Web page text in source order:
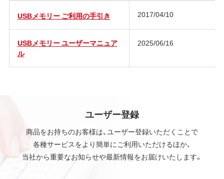
USBメモリー ご利用の手引き 2017/04/10
USBメモリー ユーザーマニュア
ル
2025/06/16
ユーザー登録
商品をお持ちのお客様は、ユーザー登録いただくことで
各種サービスをより簡単にご利用いただけるほか、
当社から重要なお知らせや最新情報をお届けいたします。